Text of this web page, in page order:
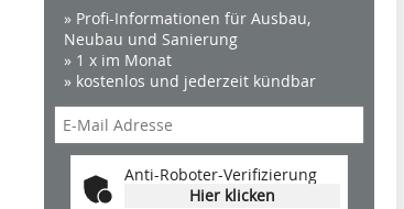
» Profi-Informationen für Ausbau,
Neubau und Sanierung
» 1 x im Monat
» kostenlos und jederzeit kündbar
Anti-Roboter-Verifizierung
Hier klicken